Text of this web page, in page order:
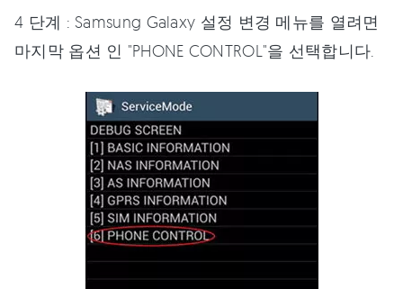
4 단계 : Samsung Galaxy 설정 변경 메뉴를 열려면
마지막 옵션 인 "PHONE CONTROL"을 선택합니다.